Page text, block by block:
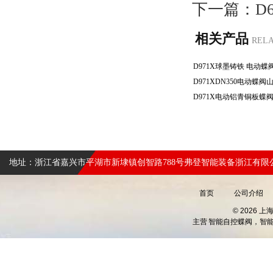
下一篇：
相关产品
地址：浙江省嘉兴市平湖市新埭镇创智路788号弗登智能装备浙江有限
首页 公司介绍
© 2026 上
主营智能自控蝶阀，智